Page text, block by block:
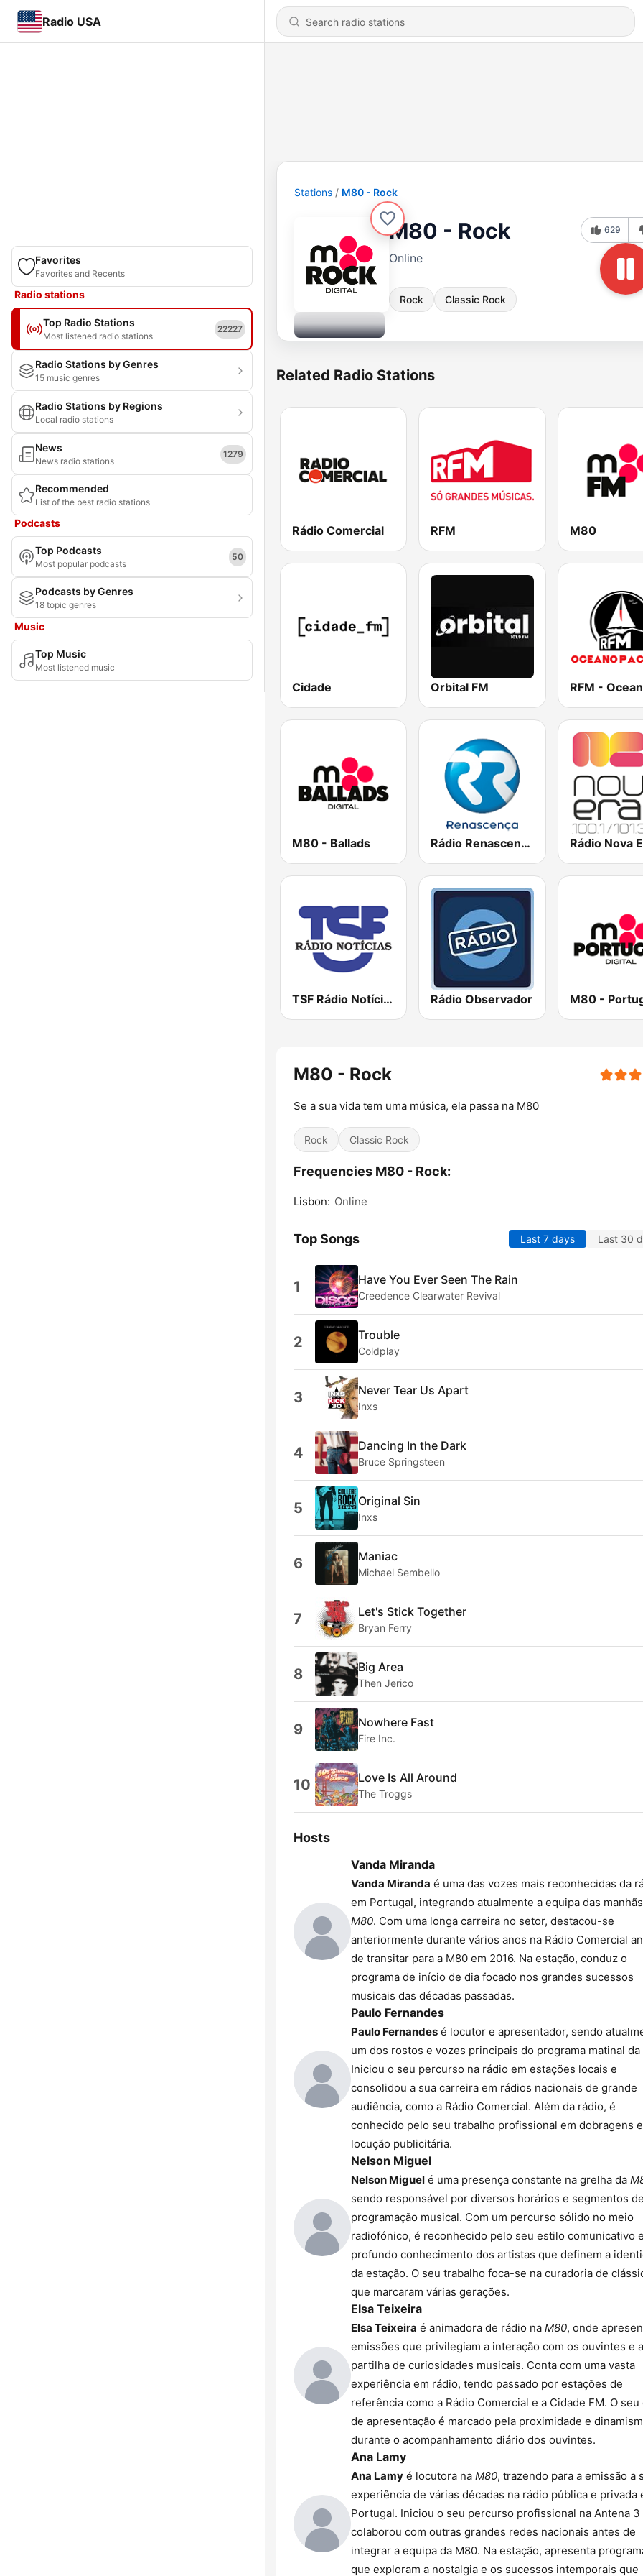
Radio USA
Favorites
Favorites and Recents
Radio stations
Top Radio Stations
Most listened radio stations
22227
Radio Stations by Genres
15 music genres
Radio Stations by Regions
Local radio stations
News
News radio stations
1279
Recommended
List of the best radio stations
Podcasts
Top Podcasts
Most popular podcasts
50
Podcasts by Genres
18 topic genres
Music
Top Music
Most listened music
Stations M80 - Rock
M80 - Rock
Online
Rock Classic Rock
629
Related Radio Stations
Rádio Comercial RFM M80
Cidade Orbital FM
M80 - Ballads Rádio Renascença Rádio Nova
TSF Rádio Notícias Rádio Observador M80 -
M80 - Rock
Se a sua vida tem uma música, ela passa na M80
Rock Classic Rock
Frequencies M80 - Rock:
Lisbon: Online
Top Songs Last 7 days Last 30
1 Have You Ever Seen The Rain
Creedence Clearwater Revival
2 Trouble
Coldplay
3 Never Tear Us Apart
Inxs
4 Dancing In the Dark
Bruce Springsteen
5 Original Sin
Inxs
6 Maniac
Michael Sembello
7 Let's Stick Together
Bryan Ferry
8 Big Area
Then Jerico
9 Nowhere Fast
Fire Inc.
10 Love Is All Around
The Troggs
Hosts
Vanda Miranda
Vanda Miranda é uma das vozes mais reconhecidas da
em Portugal, integrando atualmente a equipa das
M80. Com uma longa carreira no setor, destacou-se
anteriormente durante vários anos na Rádio Comercial
de transitar para a M80 em 2016. Na estação, conduz o
programa de início de dia focado nos grandes sucessos
musicais das décadas passadas.
Paulo Fernandes
Paulo Fernandes é locutor e apresentador, sendo
um dos rostos e vozes principais do programa matinal da
Iniciou o seu percurso na rádio em estações locais e
consolidou a sua carreira em rádios nacionais de grande
audiência, como a Rádio Comercial. Além da rádio, é
conhecido pelo seu trabalho profissional em dobragens e
locução publicitária.
Nelson Miguel
Nelson Miguel é uma presença constante na grelha da
sendo responsável por diversos horários e segmentos de
programação musical. Com um percurso sólido no meio
radiofónico, é reconhecido pelo seu estilo comunicativo
profundo conhecimento dos artistas que definem a
da estação. O seu trabalho foca-se na curadoria de
que marcaram várias gerações.
Elsa Teixeira
Elsa Teixeira é animadora de rádio na M80, onde
emissões que privilegiam a interação com os ouvintes e a
partilha de curiosidades musicais. Conta com uma vasta
experiência em rádio, tendo passado por estações de
referência como a Rádio Comercial e a Cidade FM. O seu
de apresentação é marcado pela proximidade e
durante o acompanhamento diário dos ouvintes.
Ana Lamy
Ana Lamy é locutora na M80, trazendo para a emissão a
experiência de várias décadas na rádio pública e privada
Portugal. Iniciou o seu percurso profissional na Antena 3
colaborou com outras grandes redes nacionais antes de
integrar a equipa da M80. Na estação, apresenta
que exploram a nostalgia e os sucessos intemporais que